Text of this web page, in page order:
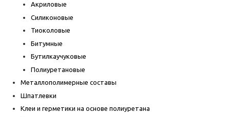
Акриловые
Силиконовые
Тиоколовые
Битумные
Бутилкаучуковые
Полиуретановые
Металлополимерные составы
Шпатлевки
Клеи и герметики на основе полиуретана